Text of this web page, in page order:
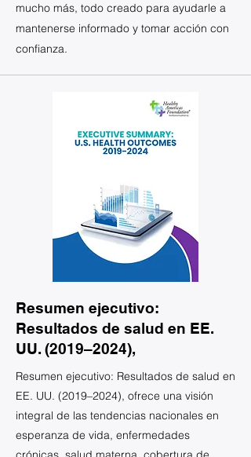
mucho más, todo creado para ayudarle a
mantenerse informado y tomar acción con
confianza.
Resumen ejecutivo:
Resultados de salud en EE.
UU. (2019–2024),
Resumen ejecutivo: Resultados de salud en
EE. UU. (2019–2024), ofrece una visión
integral de las tendencias nacionales en
esperanza de vida, enfermedades